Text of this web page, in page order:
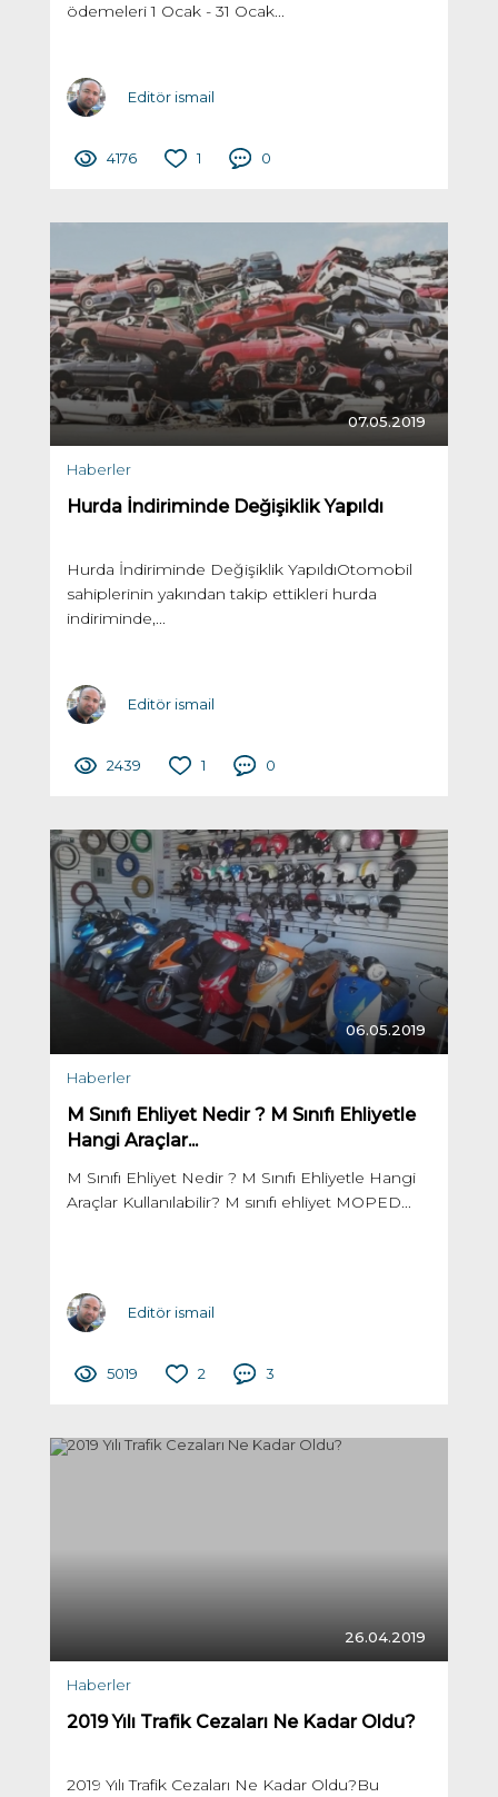
ödemeleri 1 Ocak - 31 Ocak...
Editör ismail
4176 1 0
07.05.2019
Haberler
Hurda İndiriminde Değişiklik Yapıldı
Hurda İndiriminde Değişiklik YapıldıOtomobil
sahiplerinin yakından takip ettikleri hurda
indiriminde,...
Editör ismail
2439 1 0
06.05.2019
Haberler
M Sınıfı Ehliyet Nedir ? M Sınıfı Ehliyetle
Hangi Araçlar...
M Sınıfı Ehliyet Nedir ? M Sınıfı Ehliyetle Hangi
Araçlar Kullanılabilir? M sınıfı ehliyet MOPED...
Editör ismail
5019 2 3
26.04.2019
Haberler
2019 Yılı Trafik Cezaları Ne Kadar Oldu?
2019 Yılı Trafik Cezaları Ne Kadar Oldu?Bu